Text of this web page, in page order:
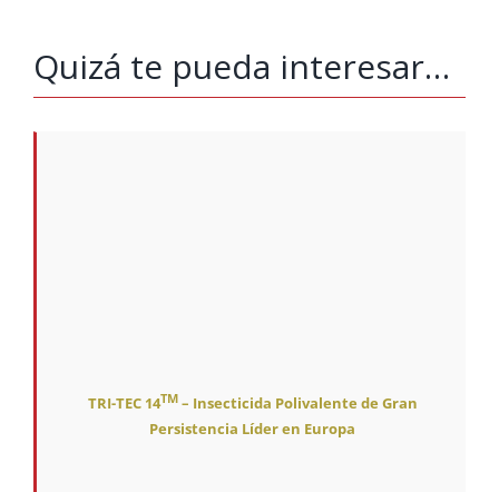
Quizá te pueda interesar…
TRI-TEC 14TM– Insecticida Polivalente de Gran
Persistencia Líder en Europa